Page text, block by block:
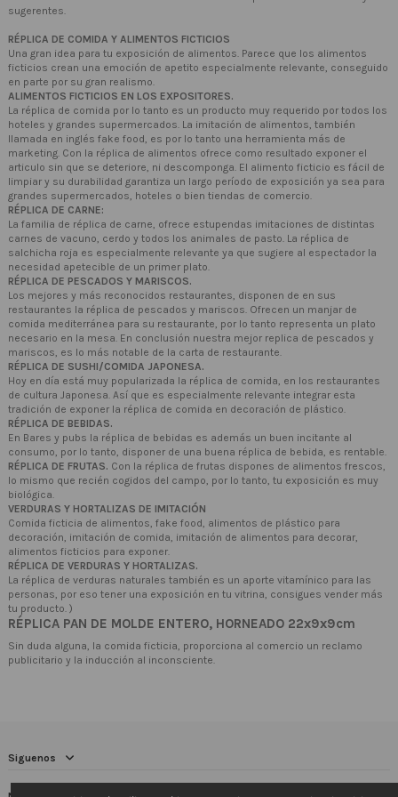
sugerentes.
RÉPLICA DE COMIDA Y ALIMENTOS FICTICIOS
Una gran idea para tu exposición de alimentos. Parece que los alimentos
ficticios crean una emoción de apetito especialmente relevante, conseguido
en parte por su gran realismo.
ALIMENTOS FICTICIOS EN LOS EXPOSITORES.
La réplica de comida por lo tanto es un producto muy requerido por todos los
hoteles y grandes supermercados. La imitación de alimentos, también
llamada en inglés fake food, es por lo tanto una herramienta más de
marketing. Con la réplica de alimentos ofrece como resultado exponer el
articulo sin que se deteriore, ni descomponga. El alimento ficticio es fácil de
limpiar y su durabilidad garantiza un largo período de exposición ya sea para
grandes supermercados, hoteles o bien tiendas de comercio.
RÉPLICA DE CARNE:
La familia de réplica de carne, ofrece estupendas imitaciones de distintas
carnes de vacuno, cerdo y todos los animales de pasto. La réplica de
salchicha roja es especialmente relevante ya que sugiere al espectador la
necesidad apetecible de un primer plato.
RÉPLICA DE PESCADOS Y MARISCOS.
Los mejores y más reconocidos restaurantes, disponen de en sus
restaurantes la réplica de pescados y mariscos. Ofrecen un manjar de
comida mediterránea para su restaurante, por lo tanto representa un plato
necesario en la mesa. En conclusión nuestra mejor replica de pescados y
mariscos, es lo más notable de la carta de restaurante.
RÉPLICA DE SUSHI/COMIDA JAPONESA.
Hoy en día está muy popularizada la réplica de comida, en los restaurantes
de cultura Japonesa. Así que es especialmente relevante integrar esta
tradición de exponer la réplica de comida en decoración de plástico.
RÉPLICA DE BEBIDAS.
En Bares y pubs la réplica de bebidas es además un buen incitante al
consumo, por lo tanto, disponer de una buena réplica de bebida, es rentable.
RÉPLICA DE FRUTAS. Con la réplica de frutas dispones de alimentos frescos,
lo mismo que recién cogidos del campo, por lo tanto, tu exposición es muy
biológica.
VERDURAS Y HORTALIZAS DE IMITACIÓN
Comida ficticia de alimentos, fake food, alimentos de plástico para
decoración, imitación de comida, imitación de alimentos para decorar,
alimentos ficticios para exponer.
RÉPLICA DE VERDURAS Y HORTALIZAS.
La réplica de verduras naturales también es un aporte vitamínico para las
personas, por eso tener una exposición en tu vitrina, consigues vender más
tu producto. )
RÉPLICA PAN DE MOLDE ENTERO, HORNEADO 22x9x9cm
Sin duda alguna, la comida ficticia, proporciona al comercio un reclamo
publicitario y la inducción al inconsciente.
Siguenos